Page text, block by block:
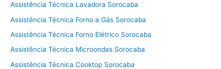
Assistência Técnica Lavadora Sorocaba
Assistência Técnica Forno a Gás Sorocaba
Assistência Técnica Forno Elétrico Sorocaba
Assistência Técnica Microondas Sorocaba
Assistência Técnica Cooktop Sorocaba